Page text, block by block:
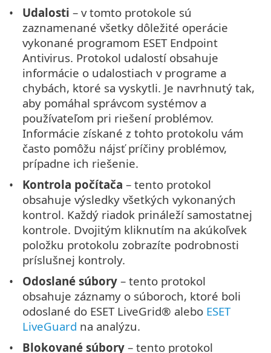
Udalosti – v tomto protokole sú
zaznamenané všetky dôležité operácie
vykonané programom ESET Endpoint
Antivirus. Protokol udalostí obsahuje
informácie o udalostiach v programe a
chybách, ktoré sa vyskytli. Je navrhnutý tak,
aby pomáhal správcom systémov a
používateľom pri riešení problémov.
Informácie získané z tohto protokolu vám
často pomôžu nájsť príčiny problémov,
prípadne ich riešenie.
Kontrola počítača – tento protokol
obsahuje výsledky všetkých vykonaných
kontrol. Každý riadok prináleží samostatnej
kontrole. Dvojitým kliknutím na akúkoľvek
položku protokolu zobrazíte podrobnosti
príslušnej kontroly.
Odoslané súbory – tento protokol
obsahuje záznamy o súboroch, ktoré boli
odoslané do ESET LiveGrid® alebo ESET
LiveGuard na analýzu.
Blokované súbory – tento protokol